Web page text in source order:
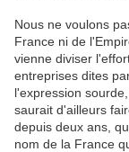
Nous ne voulons
France ni de
vienne diviser
entreprises dites
l'expression
saurait d'ailleurs
depuis deux ans,
nom de la France